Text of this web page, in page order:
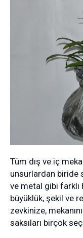
Tüm dış ve iç
unsurlardan biride
ve metal gibi
büyüklük, şekil ve
zevkinize,
saksıları birçok